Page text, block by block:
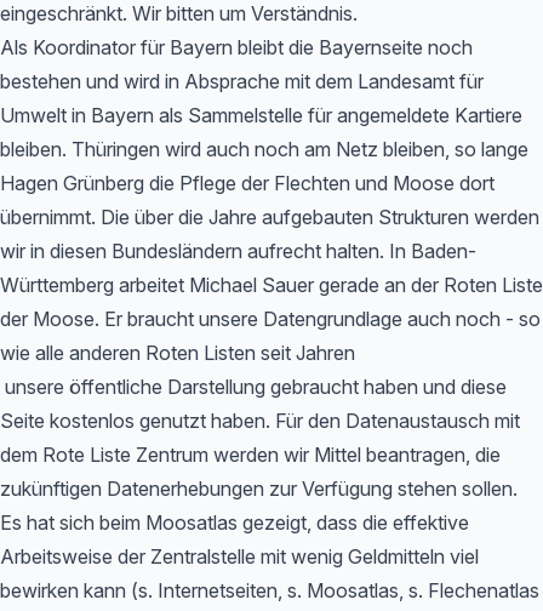
eingeschränkt. Wir bitten um Verständnis.
Als Koordinator für Bayern bleibt die Bayernseite noch
bestehen und wird in Absprache mit dem Landesamt für
Umwelt in Bayern als Sammelstelle für angemeldete Kartiere
bleiben. Thüringen wird auch noch am Netz bleiben, so lange
Hagen Grünberg die Pflege der Flechten und Moose dort
übernimmt. Die über die Jahre aufgebauten Strukturen werden
wir in diesen Bundesländern aufrecht halten. In Baden-
Württemberg arbeitet Michael Sauer gerade an der Roten Liste
der Moose. Er braucht unsere Datengrundlage auch noch - so
wie alle anderen Roten Listen seit Jahren
unsere öffentliche Darstellung gebraucht haben und diese
Seite kostenlos genutzt haben. Für den Datenaustausch mit
dem Rote Liste Zentrum werden wir Mittel beantragen, die
zukünftigen Datenerhebungen zur Verfügung stehen sollen.
Es hat sich beim Moosatlas gezeigt, dass die effektive
Arbeitsweise der Zentralstelle mit wenig Geldmitteln viel
bewirken kann (s. Internetseiten, s. Moosatlas, s. Flechenatlas